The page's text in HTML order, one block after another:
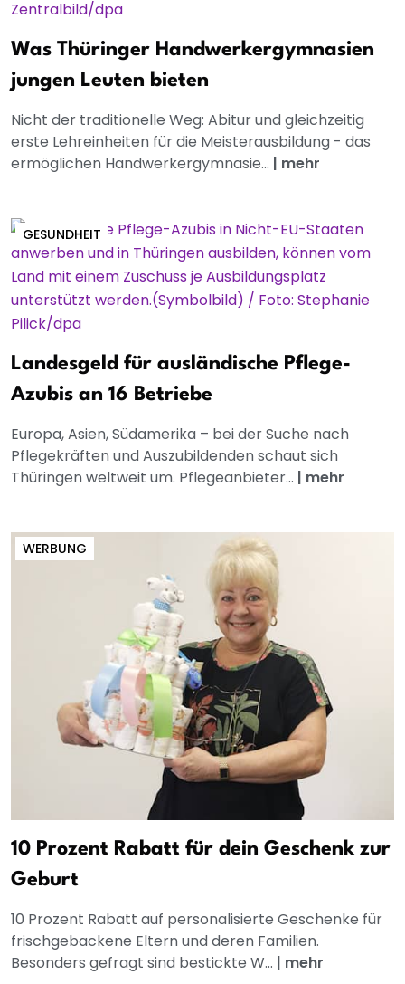
Was Thüringer Handwerkergymnasien
jungen Leuten bieten
Nicht der traditionelle Weg: Abitur und gleichzeitig
erste Lehreinheiten für die Meisterausbildung - das
ermöglichen Handwerkergymnasie... | mehr
GESUNDHEIT
Landesgeld für ausländische Pflege-
Azubis an 16 Betriebe
Europa, Asien, Südamerika – bei der Suche nach
Pflegekräften und Auszubildenden schaut sich
Thüringen weltweit um. Pflegeanbieter... | mehr
WERBUNG
10 Prozent Rabatt für dein Geschenk zur
Geburt
10 Prozent Rabatt auf personalisierte Geschenke für
frischgebackene Eltern und deren Familien.
Besonders gefragt sind bestickte W... | mehr